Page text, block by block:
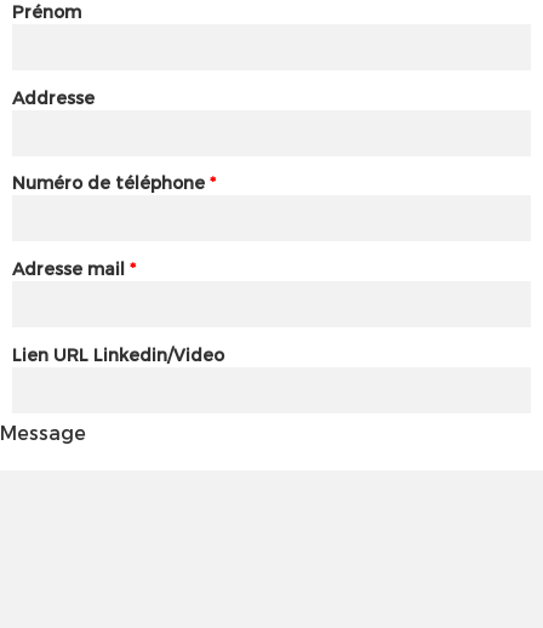
Prénom
Addresse
Numéro de téléphone *
Adresse mail *
Lien URL Linkedin/Video
Message